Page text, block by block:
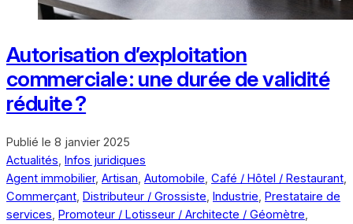
Autorisation d’exploitation
commerciale : une durée de validité
réduite ?
Publié le 8 janvier 2025
Actualités, Infos juridiques
Agent immobilier, Artisan, Automobile, Café / Hôtel / Restaurant,
Commerçant, Distributeur / Grossiste, Industrie, Prestataire de
services, Promoteur / Lotisseur / Architecte / Géomètre,